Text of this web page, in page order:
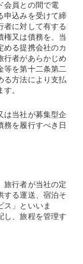
会員との間で電
申込みを受けて締
者に対して有する
権又は債務を、当
める提携会社のカ
行者があらかじめ
等を第十二条第二
る方法により支払
。
当社が募集型企
務を履行すべき日
行者が当社の定
する運送、宿泊そ
ス」といいま
し、旅程を管理す